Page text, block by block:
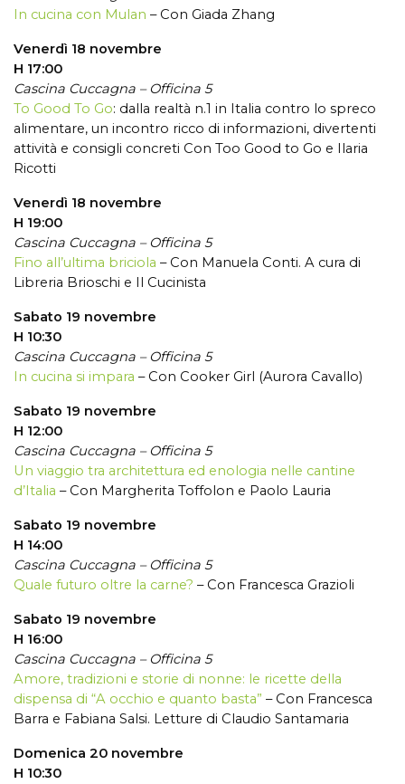
In cucina con Mulan – Con Giada Zhang
Venerdì 18 novembre
H 17:00
Cascina Cuccagna – Officina 5
To Good To Go: dalla realtà n.1 in Italia contro lo spreco
alimentare, un incontro ricco di informazioni, divertenti
attività e consigli concreti Con Too Good to Go e Ilaria
Ricotti
Venerdì 18 novembre
H 19:00
Cascina Cuccagna – Officina 5
Fino all’ultima briciola – Con Manuela Conti. A cura di
Libreria Brioschi e Il Cucinista
Sabato 19 novembre
H 10:30
Cascina Cuccagna – Officina 5
In cucina si impara – Con Cooker Girl (Aurora Cavallo)
Sabato 19 novembre
H 12:00
Cascina Cuccagna – Officina 5
Un viaggio tra architettura ed enologia nelle cantine
d’Italia – Con Margherita Toffolon e Paolo Lauria
Sabato 19 novembre
H 14:00
Cascina Cuccagna – Officina 5
Quale futuro oltre la carne? – Con Francesca Grazioli
Sabato 19 novembre
H 16:00
Cascina Cuccagna – Officina 5
Amore, tradizioni e storie di nonne: le ricette della
dispensa di “A occhio e quanto basta” – Con Francesca
Barra e Fabiana Salsi. Letture di Claudio Santamaria
Domenica 20 novembre
H 10:30